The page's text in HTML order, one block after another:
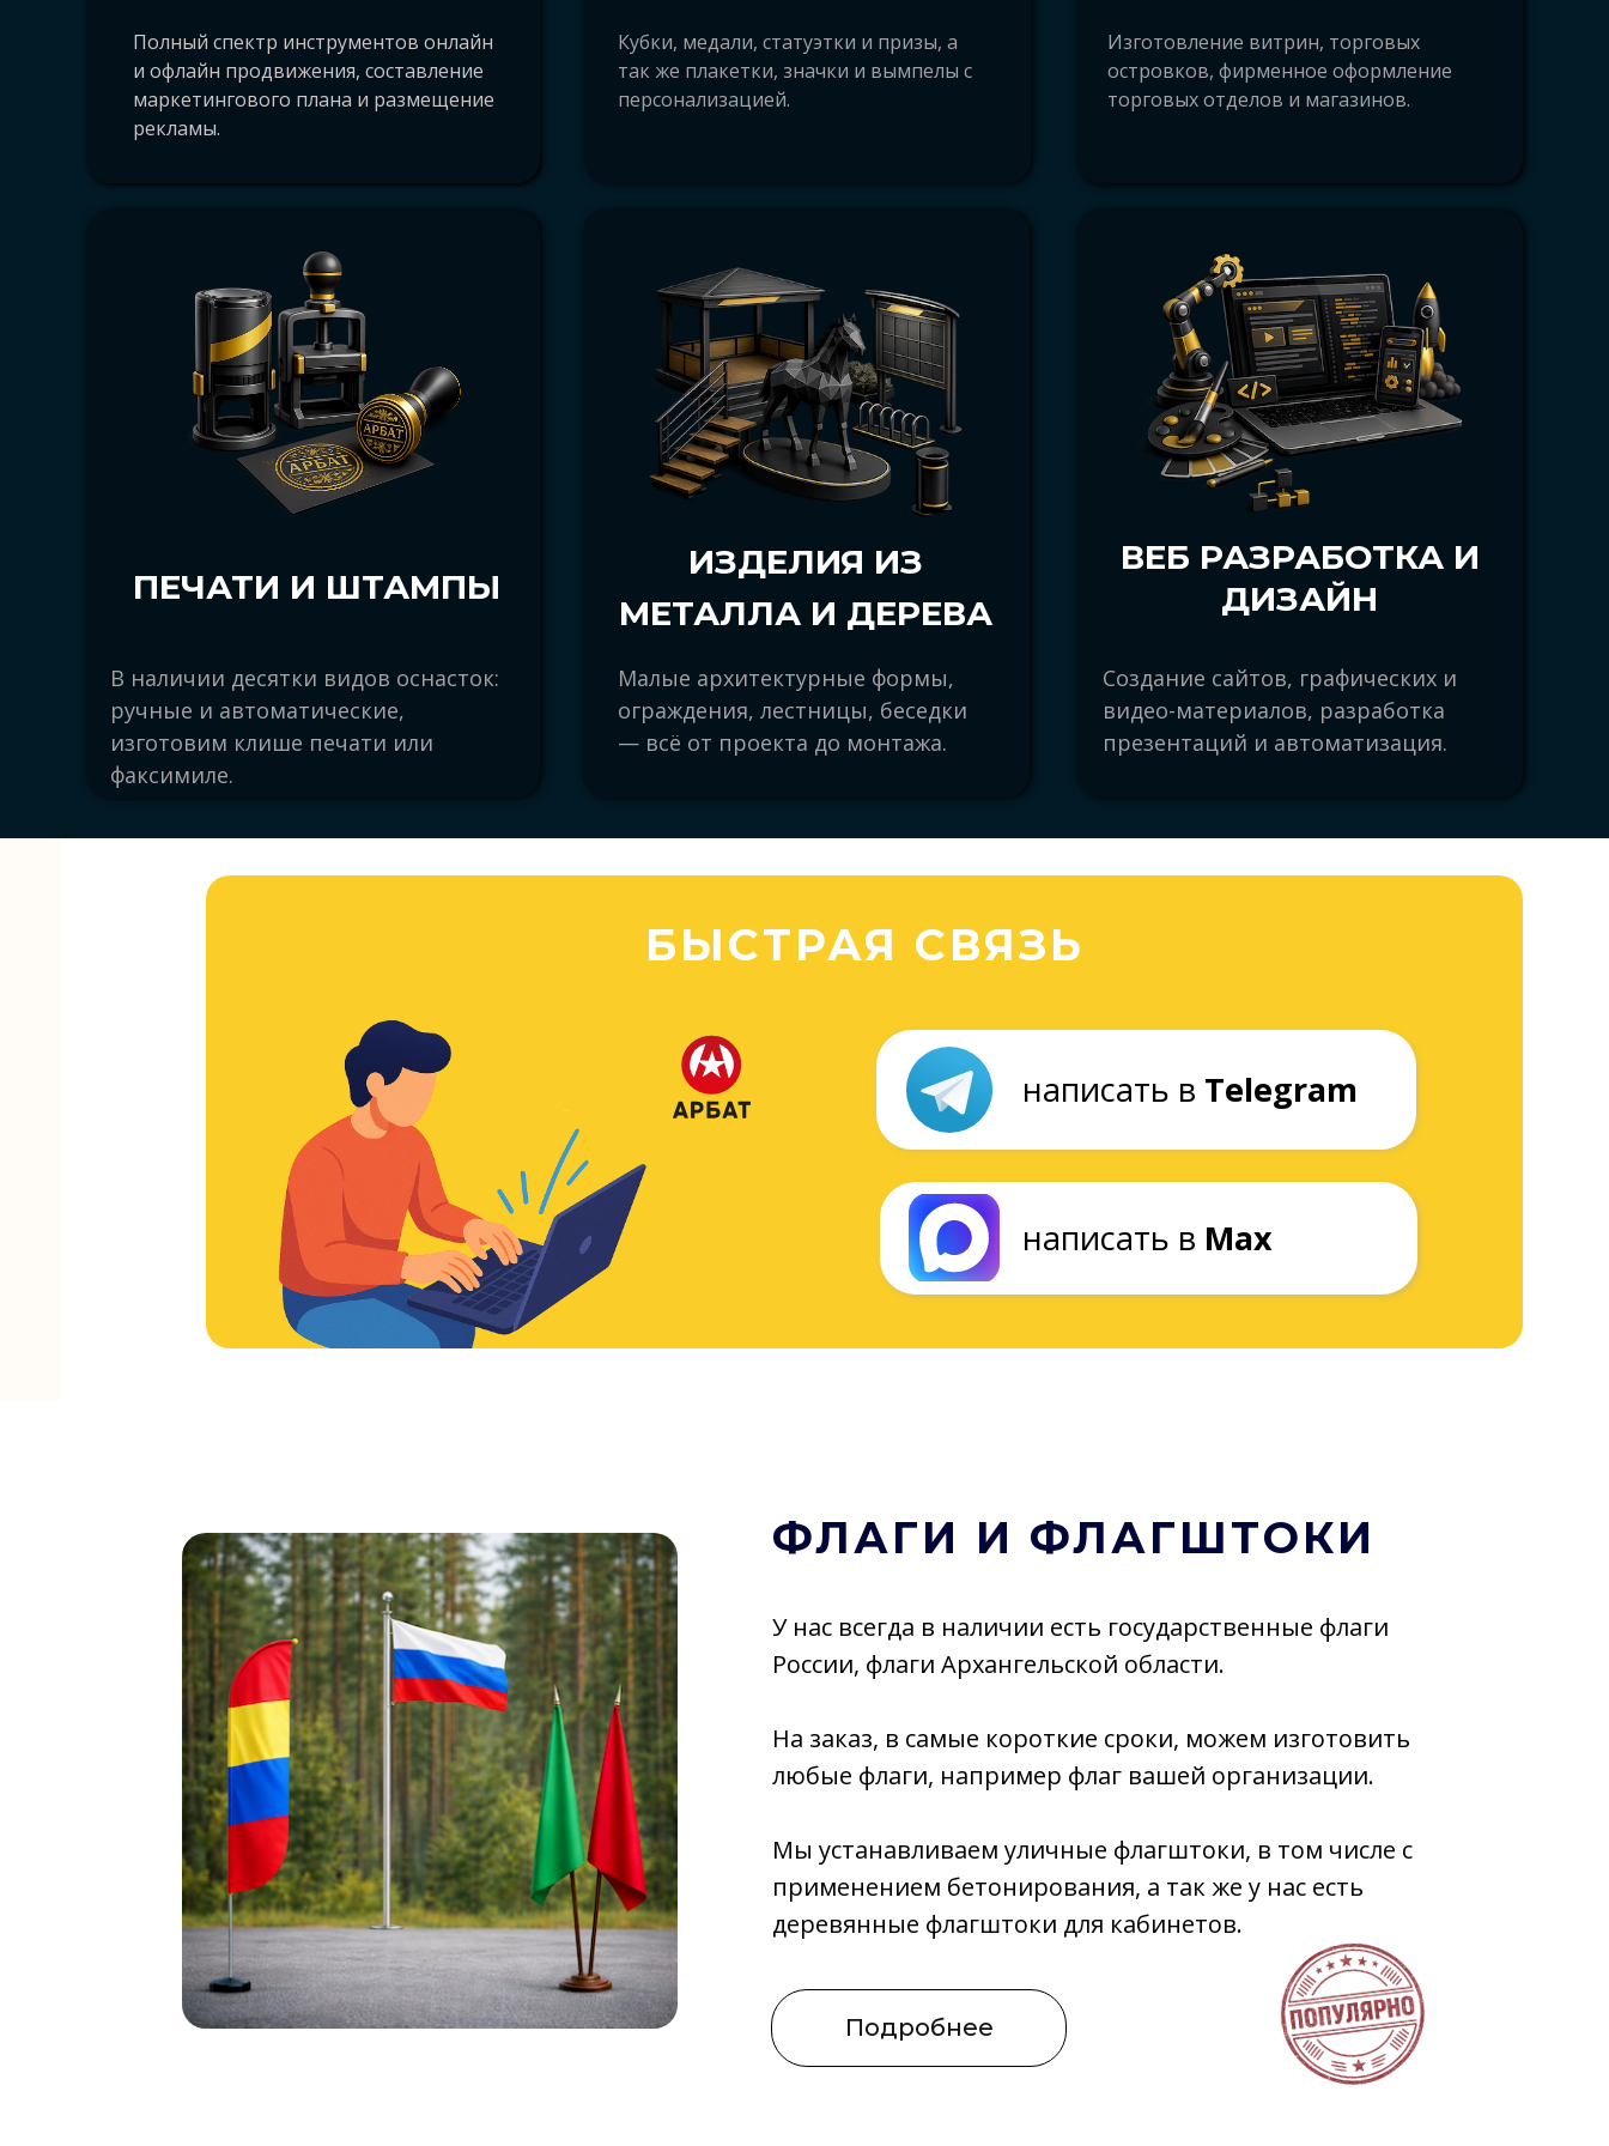
Архангельск, где напечатать в Архангельске, печать Архангельск, полиграфия Архангельск, оперативная полиграфия
Архангельск, печать под ключ Архангельск, изготовление полиграфии Архангельск, заказать печать Архангельск,
прайс, цена, стоимость, прайс-лист, заказать, дёшево, Архангельск, Северодвинск, Новодвинск, Онега, Коряжма, Котлас,
Вельск, Няндома, Каргополь, Шенкурск, Мезень, Плесецк, Коноша, Мирный, Березник, Двинской Березник,
Изготовление витрин, торговых
островков, фирменное оформление
торговых отделов и магазинов.
Кубки, медали, статуэтки и призы, а
так же плакетки, значки и вымпелы с
персонализацией.
Полный спектр инструментов онлайн
и офлайн продвижения, составление
маркетингового плана и размещение
рекламы.
ПЕЧАТИ И ШТАМПЫ
В наличии десятки видов оснасток:
ручные и автоматические,
изготовим клише печати или
факсимиле.
ИЗДЕЛИЯ ИЗ
МЕТАЛЛА И ДЕРЕВА
Малые архитектурные формы,
ограждения, лестницы, беседки
— всё от проекта до монтажа.
ВЕБ РАЗРАБОТКА И
ДИЗАЙН
Создание сайтов, графических и
видео-материалов, разработка
презентаций и автоматизация.
Подробнее
ФЛАГИ И ФЛАГШТОКИ
У нас всегда в наличии есть государственные флаги
России, флаги Архангельской области.
На заказ, в самые короткие сроки, можем изготовить
любые флаги, например флаг вашей организации.
Мы устанавливаем уличные флагштоки, в том числе с
применением бетонирования, а так же у нас есть
деревянные флагштоки для кабинетов.